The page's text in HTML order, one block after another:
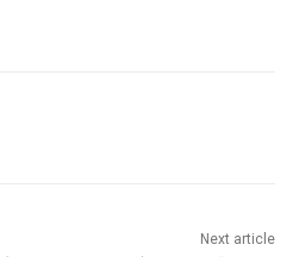
Next article